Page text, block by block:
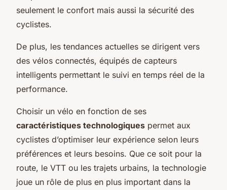
seulement le confort mais aussi la sécurité des
cyclistes.
De plus, les tendances actuelles se dirigent vers
des vélos connectés, équipés de capteurs
intelligents permettant le suivi en temps réel de la
performance.
Choisir un vélo en fonction de ses
caractéristiques technologiques permet aux
cyclistes d’optimiser leur expérience selon leurs
préférences et leurs besoins. Que ce soit pour la
route, le VTT ou les trajets urbains, la technologie
joue un rôle de plus en plus important dans la